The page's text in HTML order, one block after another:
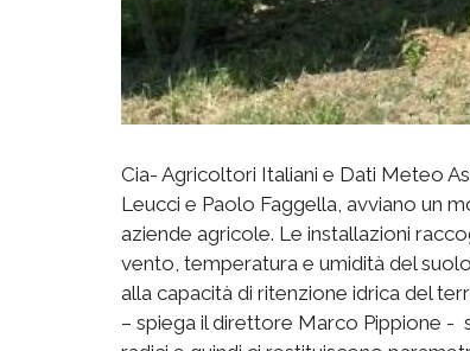
Cia- Agricoltori Italiani e Dati Meteo
Leucci e Paolo Faggella, avviano un
aziende agricole. Le installazioni
vento, temperatura e umidità del
alla capacità di ritenzione idrica del
– spiega il direttore Marco Pippione -